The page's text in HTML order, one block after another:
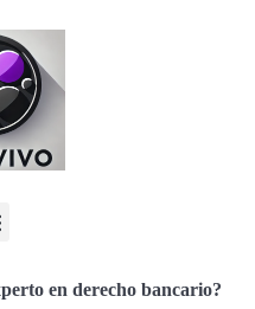
en derecho bancario?